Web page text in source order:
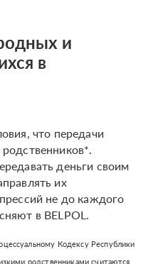
и
в
что передачи
деньги своим
их
не до каждого
в BELPOL.
Кодексу Республики
родственниками считаются